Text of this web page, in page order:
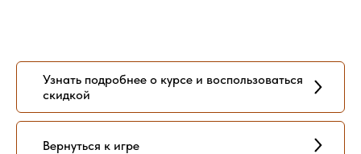
Узнать подробнее о курсе и воспользоваться
скидкой
Вернуться к игре